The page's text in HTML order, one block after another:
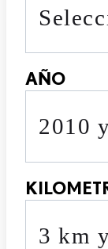
AÑO
2010
3